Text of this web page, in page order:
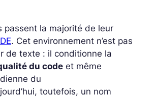
passent la majorité de leur
. Cet environnement n’est pas
de texte : il conditionne la
du code et même
du
toutefois, un nom